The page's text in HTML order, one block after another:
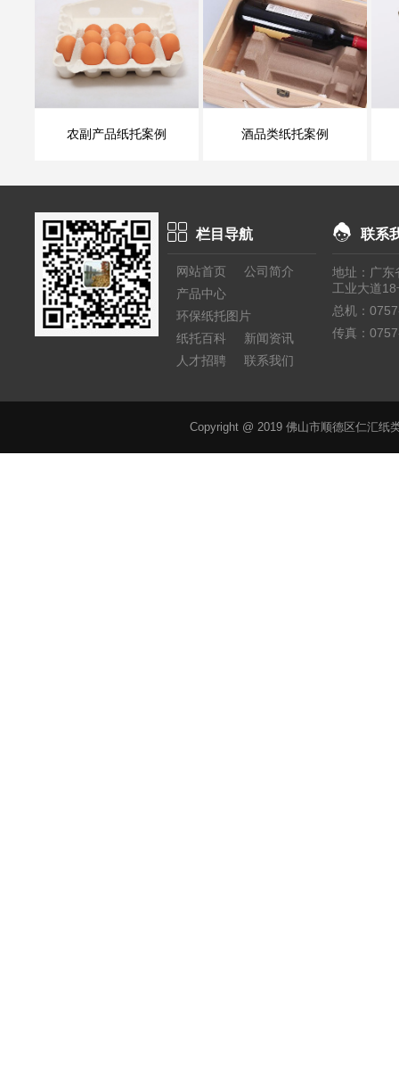
农副产品纸托案例 酒品类纸托案例
栏目导航
网站首页
公司简介
产品中心
环保纸托图片
纸托百科
新闻资讯
人才招聘
联系我们
联系
地址：广东
工业大道18
总机：
传真：
Copyright @ 2019 佛山市顺德区仁汇纸